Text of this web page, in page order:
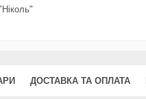
ДОСТАВКА ТА ОПЛАТА